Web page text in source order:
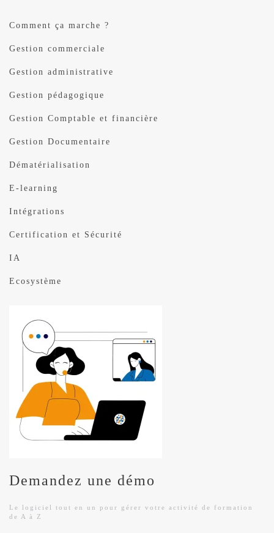
Comment ça marche ?
Gestion commerciale
Gestion administrative
Gestion pédagogique
Gestion Comptable et financière
Gestion Documentaire
Dématérialisation
E-learning
Intégrations
Certification et Sécurité
IA
Ecosystème
Demandez une démo
Le logiciel tout en un pour gérer votre activité de formation
de A à Z